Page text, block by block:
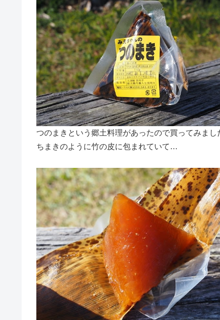
つのまきという郷土料理があったので買ってみまし
ちまきのように竹の皮に包まれていて…